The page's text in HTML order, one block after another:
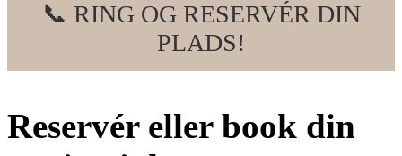
📞 RING OG RESERVÉR DIN
PLADS!
Reservér eller book din